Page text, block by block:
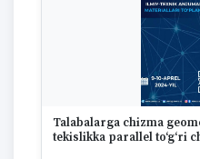
Talabalarga chizma
tekislikka parallel to‘g‘ri